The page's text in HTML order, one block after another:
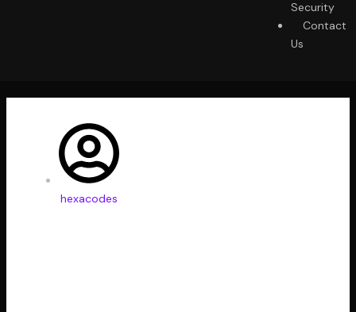
Security
Contact
Us
hexacodes